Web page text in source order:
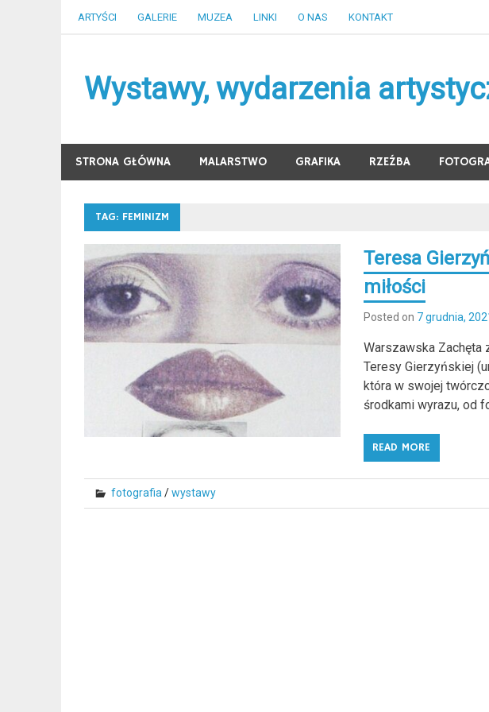
ARTYŚCI GALERIE MUZEA LINKI O NAS KONTAKT
Wystawy, wydarzenia
STRONA GŁÓWNA MALARSTWO GRAFIKA RZEŹBA
TAG: FEMINIZM
Teresa
miłości
Posted on 7 grudnia,
Warszawska Zachęta
Teresy Gierzyńskiej
która w swojej
środkami wyrazu, od
READ MORE
fotografia /wystawy